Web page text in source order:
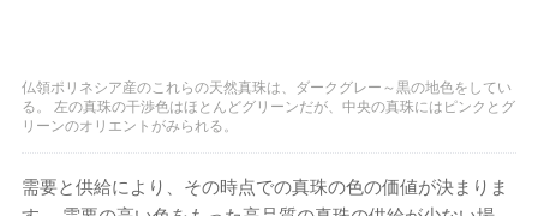
仏領ポリネシア産のこれらの天然真珠は、ダークグレー～黒の地色をしてい
る。 左の真珠の干渉色はほとんどグリーンだが、中央の真珠にはピンクとグ
リーンのオリエントがみられる。
需要と供給により、その時点での真珠の色の価値が決まりま